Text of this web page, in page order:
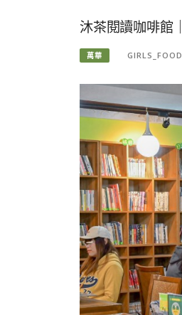
沐茶閱讀咖啡館
萬華